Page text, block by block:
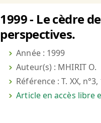
1999 - Le cèdre
perspectives.
Année : 1999
Auteur(s) : MHIRIT O.
Référence : T. XX,
Article en accès libre